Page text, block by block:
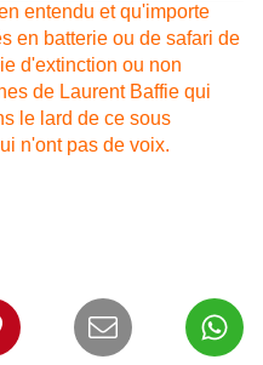
entendu et qu'importe
en batterie ou de safari de
d'extinction ou non
de Laurent Baffie qui
le lard de ce sous
n'ont pas de voix.